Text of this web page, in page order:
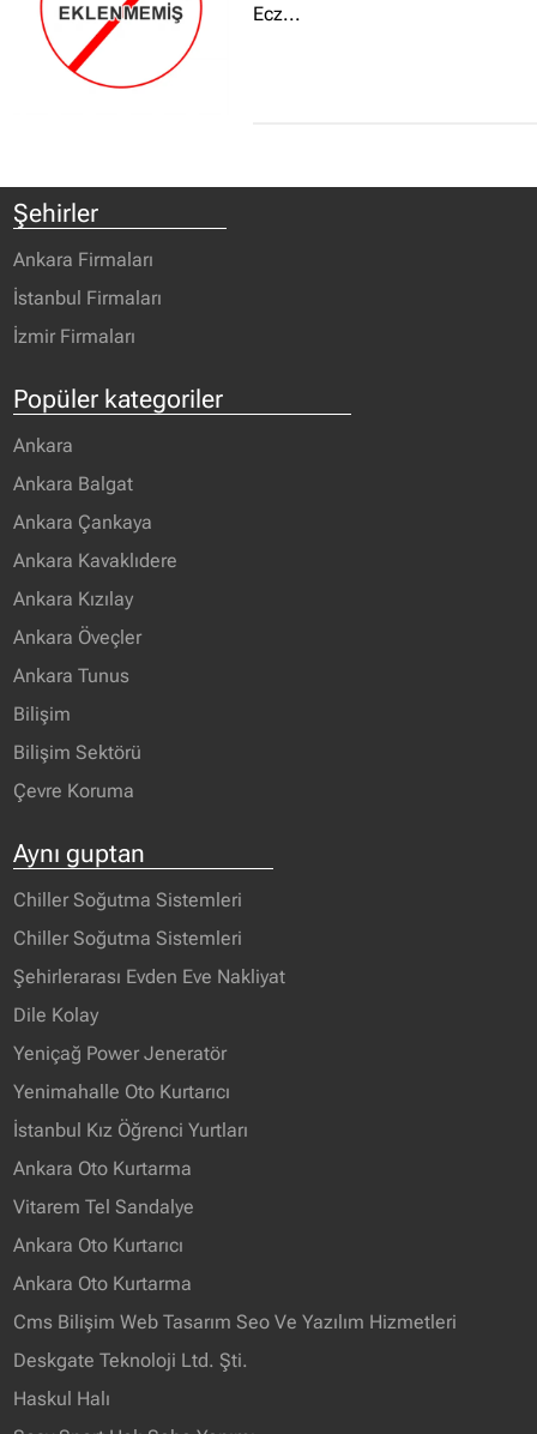
Ecz...
Şehirler
Ankara Firmaları
İstanbul Firmaları
İzmir Firmaları
Popüler kategoriler
Ankara
Ankara Balgat
Ankara Çankaya
Ankara Kavaklıdere
Ankara Kızılay
Ankara Öveçler
Ankara Tunus
Bilişim
Bilişim Sektörü
Çevre Koruma
Aynı guptan
Chiller Soğutma Sistemleri
Chiller Soğutma Sistemleri
Şehirlerarası Evden Eve Nakliyat
Dile Kolay
Yeniçağ Power Jeneratör
Yenimahalle Oto Kurtarıcı
İstanbul Kız Öğrenci Yurtları
Ankara Oto Kurtarma
Vitarem Tel Sandalye
Ankara Oto Kurtarıcı
Ankara Oto Kurtarma
Cms Bilişim Web Tasarım Seo Ve Yazılım Hizmetleri
Deskgate Teknoloji Ltd. Şti.
Haskul Halı